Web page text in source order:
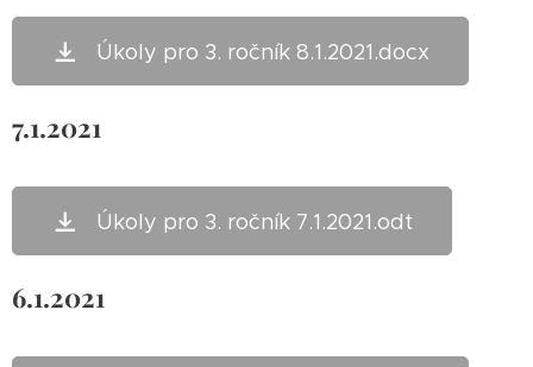
Úkoly pro 3. ročník 8.1.2021.docx
7.1.2021
Úkoly pro 3. ročník 7.1.2021.odt
6.1.2021